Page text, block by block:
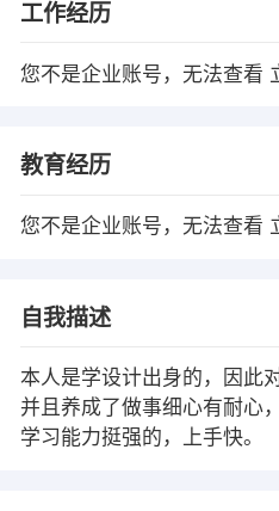
工作经历
您不是企业账号，无法查看
教育经历
您不是企业账号，无法查看
自我描述
本人是学设计出身的，因此
并且养成了做事细心有耐心
学习能力挺强的，上手快。